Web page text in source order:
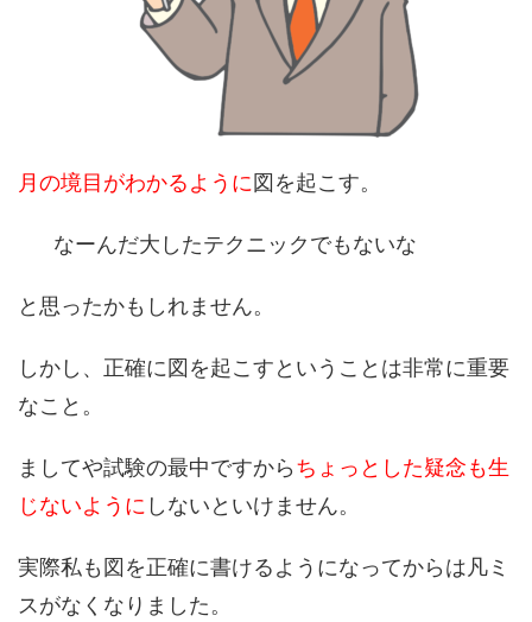
月の境目がわかるように図を起こす。
なーんだ大したテクニックでもないな
と思ったかもしれません。
しかし、正確に図を起こすということは非常に重要
なこと。
ましてや試験の最中ですからちょっとした疑念も生
じないように しないといけません。
実際私も図を正確に書けるようになってからは凡ミ
スがなくなりました。